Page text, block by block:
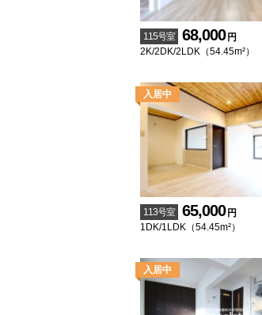
115号室 68,000 円
2K/2DK/2LDK（54.45m²）
113号室 65,000 円
1DK/1LDK（54.45m²）